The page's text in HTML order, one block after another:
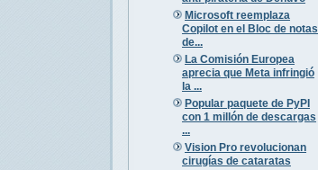
Microsoft reemplaza
Copilot en el Bloc de notas
de...
La Comisión Europea
aprecia que Meta infringió
la ...
Popular paquete de PyPI
con 1 millón de descargas
...
Vision Pro revolucionan
cirugías de cataratas